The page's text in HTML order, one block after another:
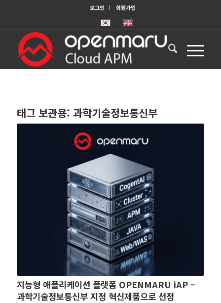
로그인 회원가입
태그 보관용: 과학기술정보통신부
지능형 애플리케이션 플랫폼 OPENMARU iAP –
과학기술정보통신부 지정 혁신제품으로 선정